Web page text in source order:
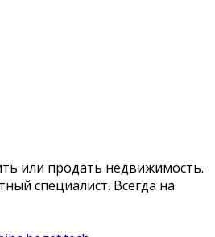
или продать недвижимость.
специалист. Всегда на